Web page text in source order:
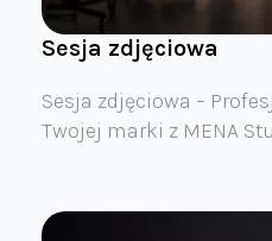
Sesja zdjęciowa
Sesja zdjęciowa –
Twojej marki z MENA